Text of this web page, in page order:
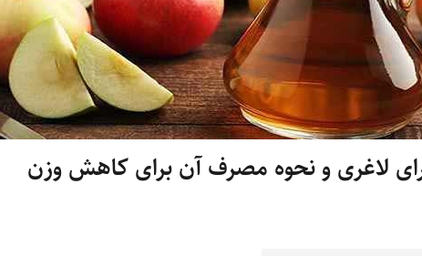
لاغری و نحوه مصرف آن برای کاهش وزن